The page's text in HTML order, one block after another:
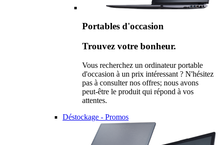
Portables d'occasion
Trouvez votre bonheur.
Vous recherchez un ordinateur portable
d'occasion à un prix intéressant ? N'hésitez
pas à consulter nos offres; nous avons
peut-être le produit qui répond à vos
attentes.
Déstockage - Promos